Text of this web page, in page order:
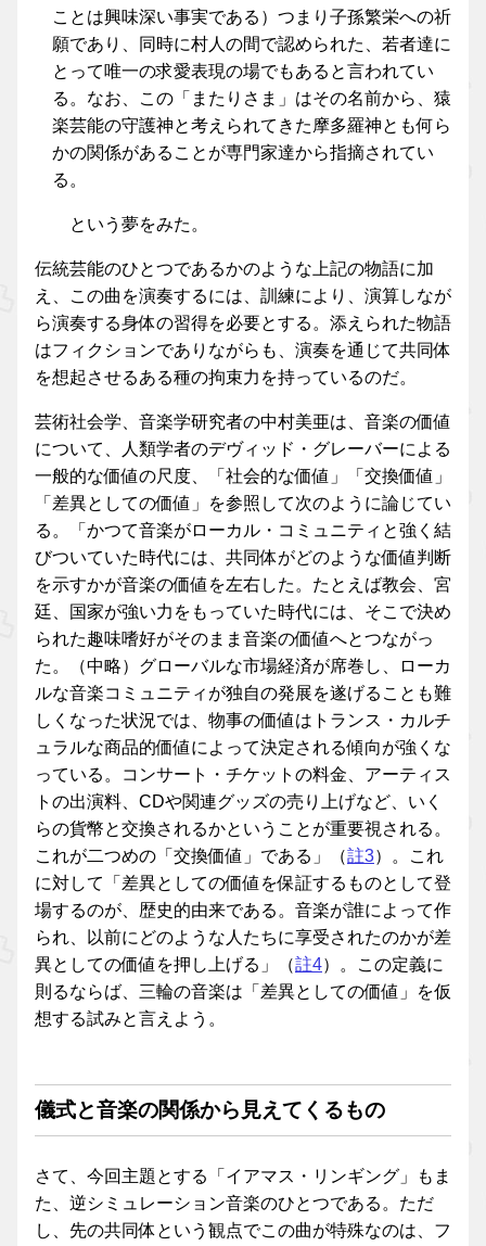
ことは興味深い事実である）つまり子孫繁栄への祈
願であり、同時に村人の間で認められた、若者達に
とって唯一の求愛表現の場でもあると言われてい
る。なお、この「またりさま」はその名前から、猿
楽芸能の守護神と考えられてきた摩多羅神とも何ら
かの関係があることが専門家達から指摘されてい
る。
という夢をみた。
伝統芸能のひとつであるかのような上記の物語に加
え、この曲を演奏するには、訓練により、演算しなが
ら演奏する身体の習得を必要とする。添えられた物語
はフィクションでありながらも、演奏を通じて共同体
を想起させるある種の拘束力を持っているのだ。
芸術社会学、音楽学研究者の中村美亜は、音楽の価値
について、人類学者のデヴィッド・グレーバーによる
一般的な価値の尺度、「社会的な価値」「交換価値」
「差異としての価値」を参照して次のように論じてい
る。「かつて音楽がローカル・コミュニティと強く結
びついていた時代には、共同体がどのような価値判断
を示すかが音楽の価値を左右した。たとえば教会、宮
廷、国家が強い力をもっていた時代には、そこで決め
られた趣味嗜好がそのまま音楽の価値へとつながっ
た。（中略）グローバルな市場経済が席巻し、ローカ
ルな音楽コミュニティが独自の発展を遂げることも難
しくなった状況では、物事の価値はトランス・カルチ
ュラルな商品的価値によって決定される傾向が強くな
っている。コンサート・チケットの料金、アーティス
トの出演料、CDや関連グッズの売り上げなど、いく
らの貨幣と交換されるかということが重要視される。
これが二つめの「交換価値」である」（註3）。これ
に対して「差異としての価値を保証するものとして登
場するのが、歴史的由来である。音楽が誰によって作
られ、以前にどのような人たちに享受されたのかが差
異としての価値を押し上げる」（註4）。この定義に
則るならば、三輪の音楽は「差異としての価値」を仮
想する試みと言えよう。
儀式と音楽の関係から見えてくるもの
さて、今回主題とする「イアマス・リンギング」もま
た、逆シミュレーション音楽のひとつである。ただ
し、先の共同体という観点でこの曲が特殊なのは、フ